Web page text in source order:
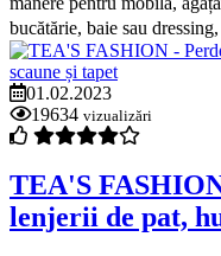
bucătărie, baie sau
01.02.2023
19634 vizualizări
TEA'S
lenjerii de pat,